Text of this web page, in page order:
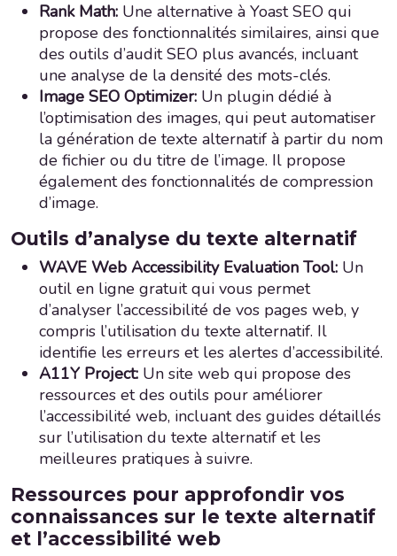
Rank Math: Une alternative à Yoast SEO qui
propose des fonctionnalités similaires, ainsi que
des outils d’audit SEO plus avancés, incluant
une analyse de la densité des mots-clés.
Image SEO Optimizer: Un plugin dédié à
l’optimisation des images, qui peut automatiser
la génération de texte alternatif à partir du nom
de fichier ou du titre de l’image. Il propose
également des fonctionnalités de compression
d’image.
Outils d’analyse du texte alternatif
WAVE Web Accessibility Evaluation Tool: Un
outil en ligne gratuit qui vous permet
d’analyser l’accessibilité de vos pages web, y
compris l’utilisation du texte alternatif. Il
identifie les erreurs et les alertes d’accessibilité.
A11Y Project: Un site web qui propose des
ressources et des outils pour améliorer
l’accessibilité web, incluant des guides détaillés
sur l’utilisation du texte alternatif et les
meilleures pratiques à suivre.
Ressources pour approfondir vos
connaissances sur le texte alternatif
et l’accessibilité web